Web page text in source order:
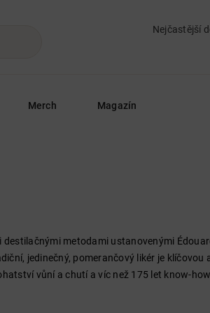
Nejčastější
Merch Magazín
destilačnými metodami ustanovenými
jedinečný, pomerančový likér je klíčovou
vůní a chutí a víc než 175 let know-